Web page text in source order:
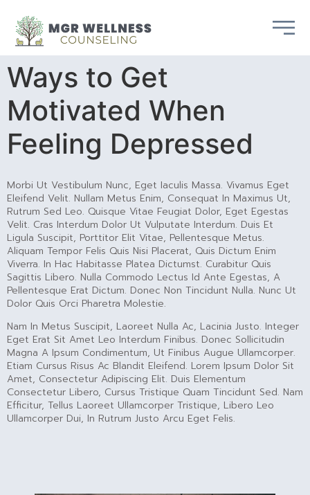
Ways to Get
Motivated When
Feeling Depressed
Morbi Ut Vestibulum Nunc, Eget Iaculis Massa. Vivamus Eget
Eleifend Velit. Nullam Metus Enim, Consequat In Maximus Ut,
Rutrum Sed Leo. Quisque Vitae Feugiat Dolor, Eget Egestas
Velit. Cras Interdum Dolor Ut Vulputate Interdum. Duis Et
Ligula Suscipit, Porttitor Elit Vitae, Pellentesque Metus.
Aliquam Tempor Felis Quis Nisi Placerat, Quis Dictum Enim
Viverra. In Hac Habitasse Platea Dictumst. Curabitur Quis
Sagittis Libero. Nulla Commodo Lectus Id Ante Egestas, A
Pellentesque Erat Dictum. Donec Non Tincidunt Nulla. Nunc Ut
Dolor Quis Orci Pharetra Molestie.
Nam In Metus Suscipit, Laoreet Nulla Ac, Lacinia Justo. Integer
Eget Erat Sit Amet Leo Interdum Finibus. Donec Sollicitudin
Magna A Ipsum Condimentum, Ut Finibus Augue Ullamcorper.
Etiam Cursus Risus Ac Blandit Eleifend. Lorem Ipsum Dolor Sit
Amet, Consectetur Adipiscing Elit. Duis Elementum
Consectetur Libero, Cursus Tristique Quam Tincidunt Sed. Nam
Efficitur, Tellus Laoreet Ullamcorper Tristique, Libero Leo
Ullamcorper Dui, In Rutrum Justo Arcu Eget Felis.